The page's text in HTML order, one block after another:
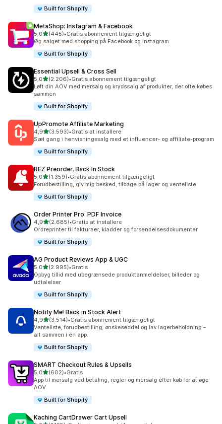
Built for Shopify
MetaShop: Instagram & Facebook
5,0ud af 5 stjerner
(445)
445 anmeldelser i alt
•Gratis abonnement tilgængeligt
Øg salget med shopping på Facebook og Instagram.
Built for Shopify
Essential Upsell & Cross Sell
5,0ud af 5 stjerner
(2.206)
2206 anmeldelser i alt
•Gratis abonnement tilgængeligt
Løft din AOV med mersalg og krydssalg af produkter, der ofte købes
sammen
Built for Shopify
UpPromote Affiliate Marketing
4,9ud af 5 stjerner
(3.593)
3593 anmeldelser i alt
•Gratis at installere
Sæt gang i henvisningssalg med et influencer- og affiliate-program
Built for Shopify
REZ Preorder, Back In Stock
5,0ud af 5 stjerner
(1.359)
1359 anmeldelser i alt
•Gratis abonnement tilgængeligt
Forudbestilling, giv mig besked, tilbage på lager og venteliste
Built for Shopify
Order Printer Pro: PDF Invoice
4,9ud af 5 stjerner
(2.685)
2685 anmeldelser i alt
•Gratis at installere
Ordreprinter til fakturaer, kladder og forsendelsesdokumenter
Built for Shopify
AG Product Reviews App & UGC
5,0ud af 5 stjerner
(2.995)
2995 anmeldelser i alt
•Gratis
Opbyg tillid med ubegrænsede produktanmeldelser, billeder og
udtalelser
Built for Shopify
Notify Me! Back in Stock Alert
4,9ud af 5 stjerner
(3.514)
3514 anmeldelser i alt
•Gratis abonnement tilgængeligt
Venteliste, forudbestilling, ønskeseddel og lav lagerbeholdning –
alt sammen i én app.
Built for Shopify
SMART Checkout Rules & Upsells
5,0ud af 5 stjerner
(602)
602 anmeldelser i alt
•Gratis
App til mersalg ved betaling, regler og mersalg efter køb for at øge
AOV
Built for Shopify
Kaching CartDrawer Cart Upsell